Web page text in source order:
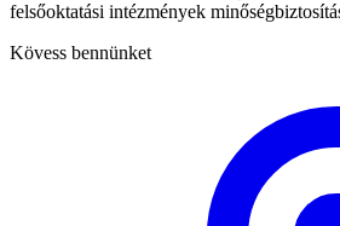
felsőoktatási intézmények
Kövess bennünket